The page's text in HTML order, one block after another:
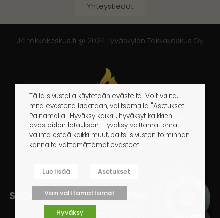
Yhteystiedot
JKLtakkakeskus.fi @ 2024 Jyväskylän Takkakeskus Oy
Tällä sivustolla käytetään evästeitä. Voit valita,
mitä evästeitä ladataan, valitsemalla "Asetukset".
Painamalla "Hyväksy kaikki", hyväksyt kaikkien
evästeiden latauksen. Hyväksy välttämättömät -
valinta estää kaikki muut, paitsi sivuston toiminnan
kannalta välttämättömät evästeet.
Lue lisää Asetukset
Vain välttämättömät
Hyväksy